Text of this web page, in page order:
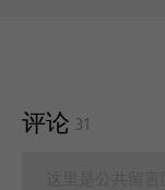
评论 31